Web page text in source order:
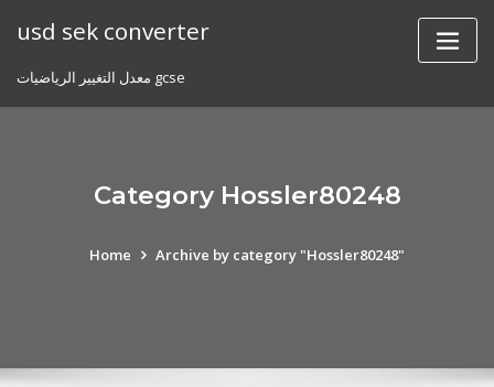
usd sek converter
معدل التغيير الرياضيات gcse
Category Hossler80248
Home Archive by category "Hossler80248"